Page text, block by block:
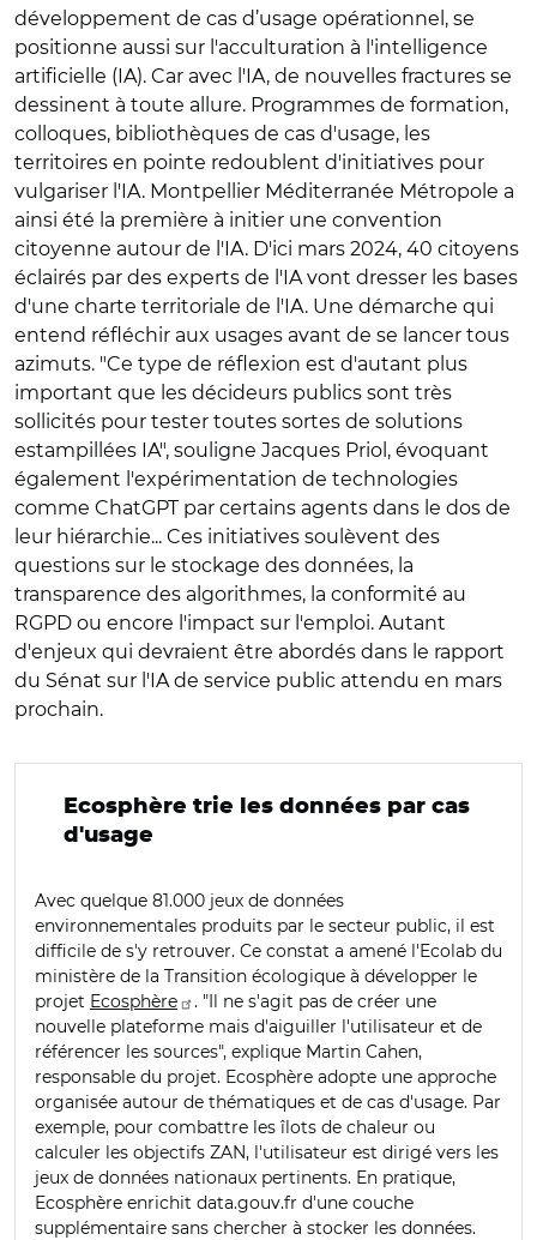
développement de cas d’usage opérationnel, se
positionne aussi sur l'acculturation à l'intelligence
artificielle (IA). Car avec l'IA, de nouvelles fractures se
dessinent à toute allure. Programmes de formation,
colloques, bibliothèques de cas d'usage, les
territoires en pointe redoublent d'initiatives pour
vulgariser l'IA. Montpellier Méditerranée Métropole a
ainsi été la première à initier une convention
citoyenne autour de l'IA. D'ici mars 2024, 40 citoyens
éclairés par des experts de l'IA vont dresser les bases
d'une charte territoriale de l'IA. Une démarche qui
entend réfléchir aux usages avant de se lancer tous
azimuts. "Ce type de réflexion est d'autant plus
important que les décideurs publics sont très
sollicités pour tester toutes sortes de solutions
estampillées IA", souligne Jacques Priol, évoquant
également l'expérimentation de technologies
comme ChatGPT par certains agents dans le dos de
leur hiérarchie... Ces initiatives soulèvent des
questions sur le stockage des données, la
transparence des algorithmes, la conformité au
RGPD ou encore l'impact sur l'emploi. Autant
d'enjeux qui devraient être abordés dans le rapport
du Sénat sur l'IA de service public attendu en mars
prochain.
Ecosphère trie les données par cas
d'usage
Avec quelque 81.000 jeux de données
environnementales produits par le secteur public, il est
difficile de s'y retrouver. Ce constat a amené l'Ecolab du
ministère de la Transition écologique à développer le
projet Ecosphère
. "Il ne s'agit pas de créer une
nouvelle plateforme mais d'aiguiller l'utilisateur et de
référencer les sources", explique Martin Cahen,
responsable du projet. Ecosphère adopte une approche
organisée autour de thématiques et de cas d'usage. Par
exemple, pour combattre les îlots de chaleur ou
calculer les objectifs ZAN, l'utilisateur est dirigé vers les
jeux de données nationaux pertinents. En pratique,
Ecosphère enrichit data.gouv.fr d'une couche
supplémentaire sans chercher à stocker les données.